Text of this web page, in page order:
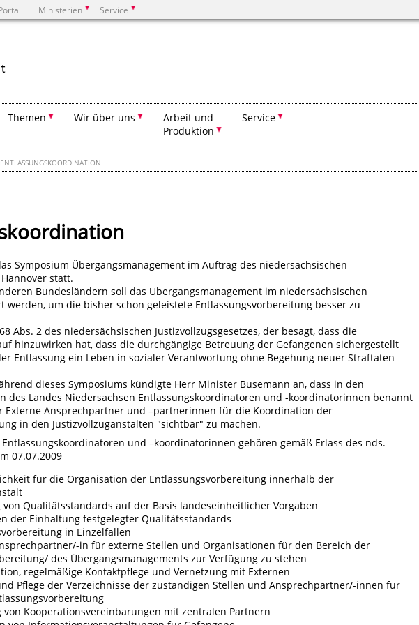
Ministerien Service
Themen Wir über uns
Arbeit und
Produktion
Service
ENTLASSUNGSKOORDINATION
Symposium Übergangsmanagement im Auftrag des niedersächsischen
statt.
Bundesländern soll das Übergangsmanagement im niedersächsischen
werden, um die bisher schon geleistete Entlassungsvorbereitung besser zu
Abs. 2 des niedersächsischen Justizvollzugsgesetzes, der besagt, dass die
hinzuwirken hat, dass die durchgängige Betreuung der Gefangenen sichergestellt
Entlassung ein Leben in sozialer Verantwortung ohne Begehung neuer Straftaten
dieses Symposiums kündigte Herr Minister Busemann an, dass in den
des Landes Niedersachsen Entlassungskoordinatoren und -koordinatorinnen benannt
Externe Ansprechpartner und –partnerinnen für die Koordination der
in den Justizvollzuganstalten "sichtbar" zu machen.
und –koordinatorinnen gehören gemäß Erlass des nds.
07.07.2009
für die Organisation der Entlassungsvorbereitung innerhalb der
Qualitätsstandards auf der Basis landeseinheitlicher Vorgaben
der Einhaltung festgelegter Qualitätsstandards
in Einzelfällen
in für externe Stellen und Organisationen für den Bereich der
des Übergangsmanagements zur Verfügung zu stehen
regelmäßige Kontaktpflege und Vernetzung mit Externen
Pflege der Verzeichnisse der zuständigen Stellen und Ansprechpartner/-innen für
von Kooperationsvereinbarungen mit zentralen Partnern